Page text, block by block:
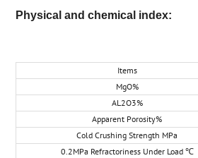
Physical and chemical index:
Items
MgO%
AL2O3%
Apparent Porosity%
Cold Crushing Strength MPa
0.2MPa Refractoriness Under Load ℃